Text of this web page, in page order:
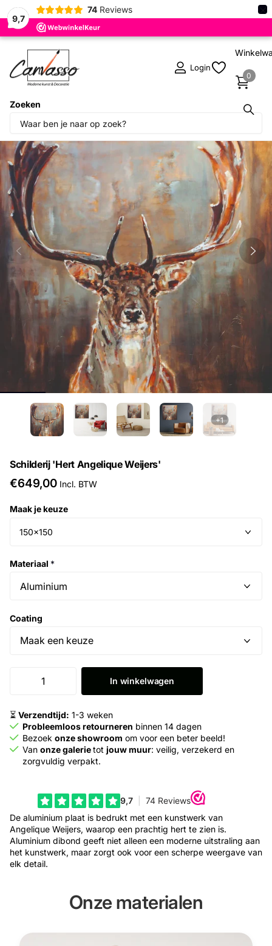
9,7
74 Reviews ×
Zoeken
Login
0
Deel dit product
+1
Schilderij 'Hert Angelique Weijers'
€649,00 Incl. BTW
Maak je keuze
Materiaal *
Coating
In winkelwagen
⏳ Verzendtijd: 1-3 weken
Probleemloos retourneren binnen 14 dagen
Bezoek onze showroom om voor een beter beeld!
Van onze galerietot jouw muur: veilig, verzekerd en
zorgvuldig verpakt.
De aluminium plaat is bedrukt met een kunstwerk van
Angelique Weijers, waarop een prachtig hert te zien is.
Aluminium dibond geeft niet alleen een moderne uitstraling aan
het kunstwerk, maar zorgt ook voor een scherpe weergave van
elk detail.
Onze materialen